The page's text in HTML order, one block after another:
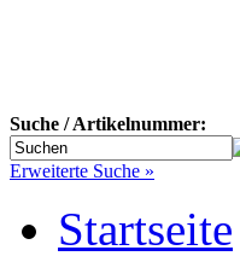
Suche / Artikelnummer:
Erweiterte Suche »
Startseite